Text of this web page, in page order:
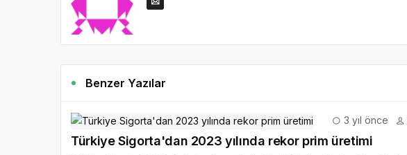
Benzer Yazılar
3 yıl önce
Türkiye Sigorta'dan 2023 yılında rekor prim üretimi